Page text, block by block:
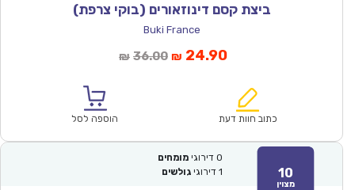
ביצת קסם דינוזאורים (בוקי צרפת)
Buki France
₪ 36.00המחיר
₪36.00.
₪ 24.90המחיר
הוא:
כתוב חוות דעת הוספה לסל
10
מצוין
0 דירוגי מומחים
1 דירוגי גולשים